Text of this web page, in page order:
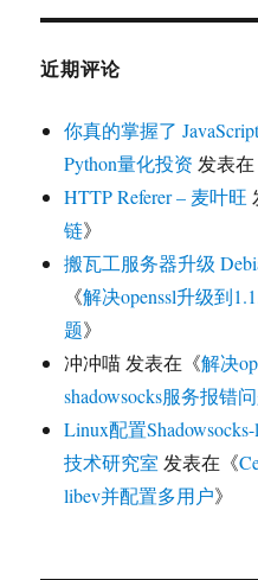
近期评论
你真的掌握了
Python量化投资 发表
HTTP Referer – 麦叶旺
链》
搬瓦工服务器升级
《解决openssl升级到
题》
冲冲喵 发表在《解决
shadowsocks服务报错
Linux配置
技术研究室 发表在《
libev并配置多用户》